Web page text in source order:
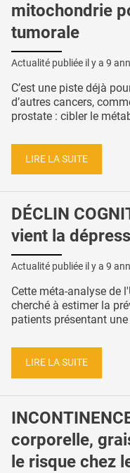
mitochondrie
tumorale
Actualité publiée il y a 9
C’est une piste déjà
d’autres cancers,
prostate : cibler le
LIRE LA SUITE
DÉCLIN
vient la
Actualité publiée il y a 9
Cette méta-analyse de
cherché à estimer la
patients présentant
LIRE LA SUITE
corporelle,
le risque chez